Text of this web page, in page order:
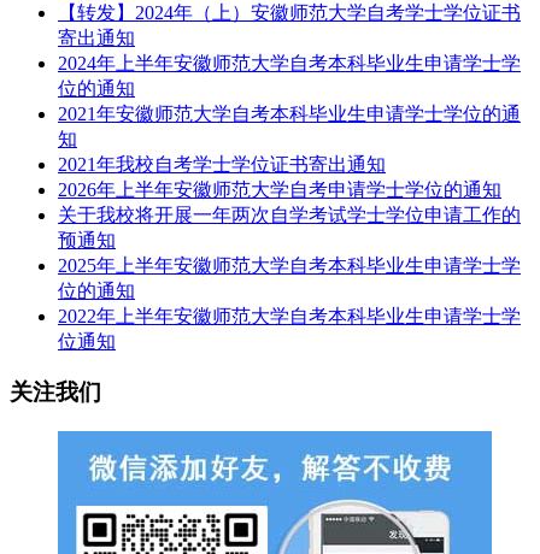
【转发】2024年（上）安徽师范大学自考学士学位证书
寄出通知
2024年上半年安徽师范大学自考本科毕业生申请学士学
位的通知
2021年安徽师范大学自考本科毕业生申请学士学位的通
知
2021年我校自考学士学位证书寄出通知
2026年上半年安徽师范大学自考申请学士学位的通知
关于我校将开展一年两次自学考试学士学位申请工作的
预通知
2025年上半年安徽师范大学自考本科毕业生申请学士学
位的通知
2022年上半年安徽师范大学自考本科毕业生申请学士学
位通知
关注我们